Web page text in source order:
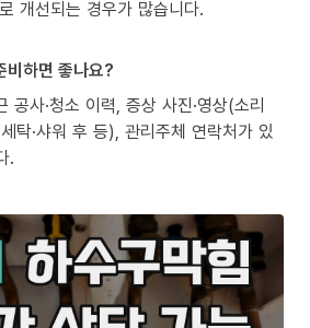
개선되는 경우가 많습니다.
비하면 좋나요?
공사·청소 이력, 증상 사진·영상(소리
탁·샤워 후 등), 관리주체 연락처가 있
.